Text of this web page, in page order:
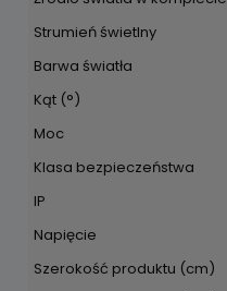
Strumień świetlny
Barwa światła
Kąt (°)
Moc
Klasa bezpieczeństwa
IP
Napięcie
Szerokość produktu (cm)